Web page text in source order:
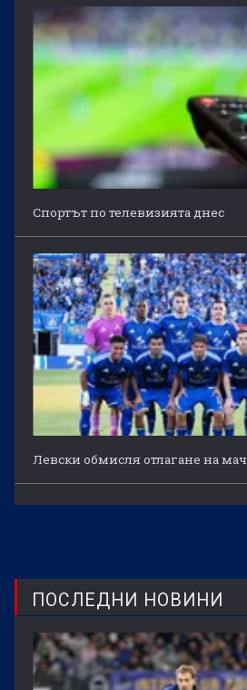
Спортът по телевизията днес
Левски обмисля отлагане на мач
ПОСЛЕДНИ НОВИНИ